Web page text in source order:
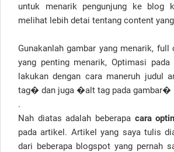
untuk menarik pengunjung ke blog
melihat lebih detai tentang content
Gunakanlah gambar yang menarik,
yang penting menarik, Optimasi
lakukan dengan cara maneruh judul
tag� dan juga �alt tag pada gambar�
.
Nah diatas adalah beberapa cara
pada artikel. Artikel yang saya tulis
dari beberapa blogspot yang pernah